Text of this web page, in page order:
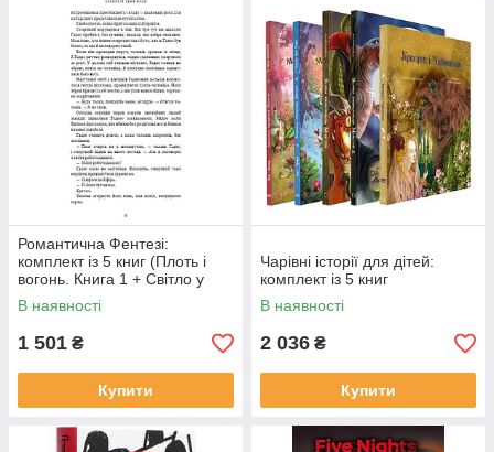
Романтична Фентезі:
комплект із 5 книг (Плоть і
вогонь. Книга 1 + Світло у
полум'ї. Книга 2 + Гадес і
В наявності
1 501 ₴
Купити
Чарівні історії для дітей:
комплект із 5 книг
В наявності
2 036 ₴
Купити